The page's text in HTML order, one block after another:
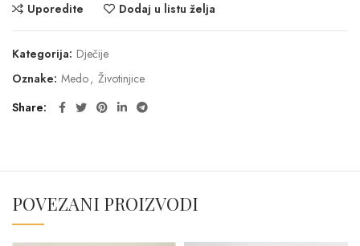
Uporedite Dodaj u listu želja
Kategorija: Dječije
Oznake: Medo, Životinjice
Share
POVEZANI PROIZVODI